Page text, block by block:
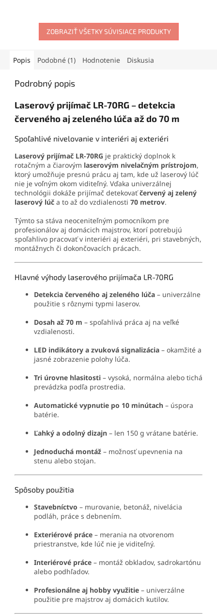
krížovým laserom aj pod
uhlami, vhodné na prácu v
interiéry s rádiusom až 30m,
príslušenstvom v praktickej
ovládanie z neho robia
spoľahlivýlaserový nivelák
pre každú nivelačnú prácu.
ZOBRAZIŤ VŠETKY SÚVISIACE PRODUKTY
Popis Podobné (1) Hodnotenie Diskusia
Podrobný popis
Laserový prijímač LR-70RG – detekcia
červeného aj zeleného lúča až do 70 m
Spoľahlivé nivelovanie v interiéri aj exteriéri
Laserový prijímač LR-70RG je praktický doplnok k
rotačným a čiarovým laserovým nivelačným prístrojom,
ktorý umožňuje presnú prácu aj tam, kde už laserový lúč
nie je voľným okom viditeľný. Vďaka univerzálnej
technológii dokáže prijímač detekovaťčervený aj zelený
laserový lúč a to až do vzdialenosti 70 metrov.
Týmto sa stáva neoceniteľným pomocníkom pre
profesionálov aj domácich majstrov, ktorí potrebujú
spoľahlivo pracovať v interiéri aj exteriéri, pri stavebných,
montážnych či dokončovacích prácach.
Hlavné výhody laserového prijímača LR-70RG
Detekcia červeného aj zeleného lúča – univerzálne
použitie s rôznymi typmi laserov.
Dosah až 70 m – spoľahlivá práca aj na veľké
vzdialenosti.
LED indikátory a zvuková signalizácia – okamžité a
jasné zobrazenie polohy lúča.
Tri úrovne hlasitosti – vysoká, normálna alebo tichá
prevádzka podľa prostredia.
Automatické vypnutie po 10 minútach – úspora
batérie.
Ľahký a odolný dizajn – len 150 g vrátane batérie.
Jednoduchá montáž – možnosť upevnenia na
stenu alebo stojan.
Spôsoby použitia
Stavebníctvo – murovanie, betonáž, nivelácia
podláh, práce s debnením.
Exteriérové práce – merania na otvorenom
priestranstve, kde lúč nie je viditeľný.
Interiérové práce – montáž obkladov, sadrokartónu
alebo podhľadov.
Profesionálne aj hobby využitie – univerzálne
použitie pre majstrov aj domácich kutilov.